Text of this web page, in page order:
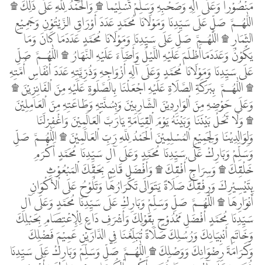
مَنْصُوْراً وَعَلَى آلِهِ وَصَحْبِهِ وَسَلِّمْ تَسْلِيْماً ۩ وَاْلحَمْدُ لِلَّهِ عَلَى ذَلِكَ ۩
اللّٰهُـمَّ صَلِّ عَلَى سَيِّدِنَا وَمَوْلَانَا مُحَمَّدٍ عَدَدَ أَوْرَاقِ الزَّيْتُوْنِ وَجَمِيْعِ
الثِّمَارِ ۩ اللّٰهُـمَّ صَلِّ عَلَى سَيِّدِنَا وَمَوْلَانَا مُحَمَّدٍ عَدَدَمَا كَانَ وَمَا
يَكُوْنُ وَعَدَدَمَاأَظْلَمَ عَلَيْهِ اللَّيْلُ وَأَضَآءَ عَلَيْهِ النَّهَارُ ۩ اللّٰهُـمَّ صَلِّ
عَلَى سَيِّدِنَا وَمَوْلَانَا مُحَمَّدٍ وَعَلَى آَلِهِ أَزْوَاجِهِ وَذُرِّيَّتِهِ عَدَدَ أَنْفَاسِ أُمَّتِهِ
۩ اللّٰهُـمَّ بِبَرَكَةِ الصَّلَاةِ عَلَيْهِ اجْعَلْنَا بِالصَّلَوةِ عَلَيْهِ مِنَ اْلفَائِزِيْنَ ۩
وَعَلَى حَوْضِهِ مِنَ اْلوَارِدِيْنَ الشَّارِبِيْنَ وَبِسُنَّتِهِ وَطَاعَتِهِ مِنَ اْلعَامِلِيْنَ
۩ وَلَا تَحُلْ بَيْنَنَا وَبَيْنَهُ يَوْمَ اْلقِيَامَةِ يَارَبَّ اْلعَالَمِيْنَ وَاغْفِرْلَنَا
وَلِوَالِدِيْنَا وَلِجَمِيْعِ اْلمُسْلِمِيْنَ اْلحَمْدُ لِلَّهِ رَبِّ اْلعَالَمِيْنَ ۩ اللّٰهُـمَّ صَلِّ
وَسَلِّمْ وَبَارِكْ عَلَى سَيِّدِنَا مُحَمَّدٍ وَعَلَى آلِ سَيِّدِنَا مُحَمَّدٍ أَكْرَمِ
خَلْقِكَ ۩ وَسِرَاجِ أُفْقِكَ ۩ وَأَفْضَلِ قَائِمٍ بِحَقِّكَ اْلمَبْعُوْثِ
بِتَيْسِيْرِكَ وَرِفْقِكَ صَلَاةً يَتَوَالَى تَكْرَارُهَا وَتَلُوْحُ عَلَى اْلأَكْوَانِ
أَنْوَارِهَا ۩ اللّٰهُـمَّ صَلِّ وَسَلِّمْ وَبَارِكْ عَلَى سَيِّدِنَا مُحَمَّدٍ وَعَلَى آلِ
سَيِّدِنَا مُحَمَّدٍ أَفْضَلِ مَمْدُوْحٍ بِقَوْلِكَ وَأَشْرَفِ دَاعٍ لِلْإِعْتِصَامِ بِحَبْلِكَ
وَخَاتَمِ أَنْبِيَائِكَ وَرُسُلِكَ صَلَاةً تُبَلِّغُنَا فِي الدَّارَيْنِ عَمِيْمَ فَضْلِكَ
وَكَرَامَةَ رِضْوَانِكَ وَوَصْلِكَ ۩ اللّٰهُـمَّ صَلِّ وَسَلِّمْ وَبَارِكْ عَلَى سَيِّدِنَا